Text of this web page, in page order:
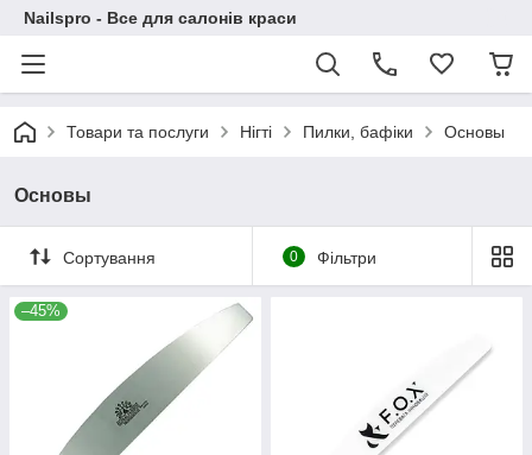
Nailspro - Все для салонів краси
Товари та послуги Нігті Пилки, бафіки Основы
Основы
Сортування 0 Фільтри
–45%